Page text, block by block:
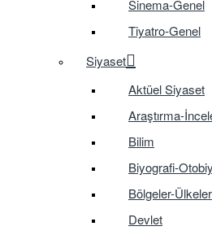
Sinema-Genel
Tiyatro-Genel
Siyaset
Aktüel Siyaset
Araştırma-
Bilim
Biyografi-
Bölgeler-Ülkeler
Devlet